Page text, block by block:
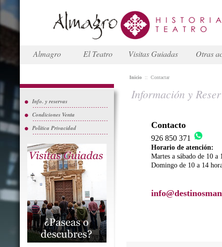
Almagro El Teatro Visitas Guiadas Otras
Info. y reservas
Condiciones Venta
Política Privacidad
Inicio :: Contactar
Información y
Contacto
926 850 371
Horario de atención:
Martes a sábado de 10 a
Domingo de 10 a 14